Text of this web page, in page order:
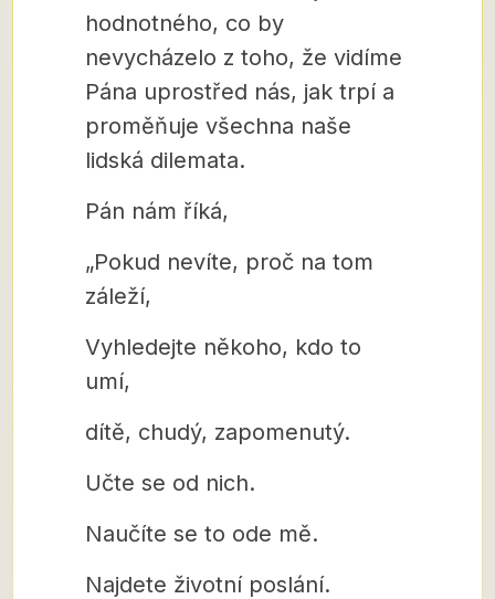
hodnotného, co by
nevycházelo z toho, že vidíme
Pána uprostřed nás, jak trpí a
proměňuje všechna naše
lidská dilemata.
Pán nám říká,
„Pokud nevíte, proč na tom
záleží,
Vyhledejte někoho, kdo to
umí,
dítě, chudý, zapomenutý.
Učte se od nich.
Naučíte se to ode mě.
Najdete životní poslání.